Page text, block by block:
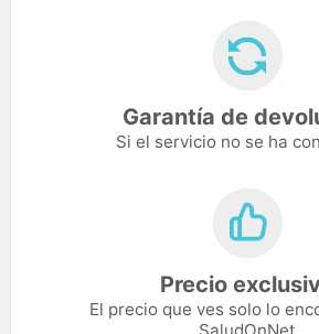
Garantía de
Si el servicio no se ha
Precio
El precio que ves solo lo